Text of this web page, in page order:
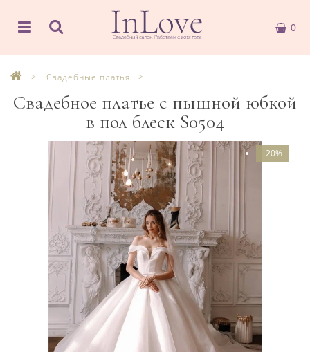
0
Свадебные платья
Свадебное платье с пышной юбкой
в пол блеск S0504
-20%